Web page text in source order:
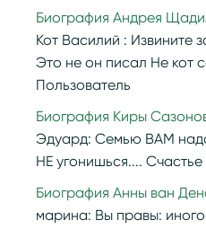
Биография Андрея
Кот Василий : Извините
Это не он писал Не кот
Пользователь
Биография Киры
Эдуард: Семью ВАМ
НЕ угонишься....
Биография Анны ван
марина: Вы правы: